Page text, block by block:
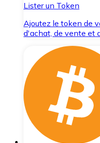
Lister un Token
Ajoutez le token de
d'achat, de vente et